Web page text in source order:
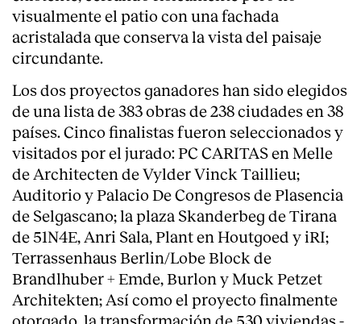
visualmente el patio con una fachada
acristalada que conserva la vista del paisaje
circundante.
Los dos proyectos ganadores han sido elegidos
de una lista de 383 obras de 238 ciudades en 38
países. Cinco finalistas fueron seleccionados y
visitados por el jurado: PC CARITAS en Melle
de Architecten de Vylder Vinck Taillieu;
Auditorio y Palacio De Congresos de Plasencia
de Selgascano; la plaza Skanderbeg de Tirana
de 51N4E, Anri Sala, Plant en Houtgoed y iRI;
Terrassenhaus Berlin/Lobe Block de
Brandlhuber + Emde, Burlon y Muck Petzet
Architekten; Así como el proyecto finalmente